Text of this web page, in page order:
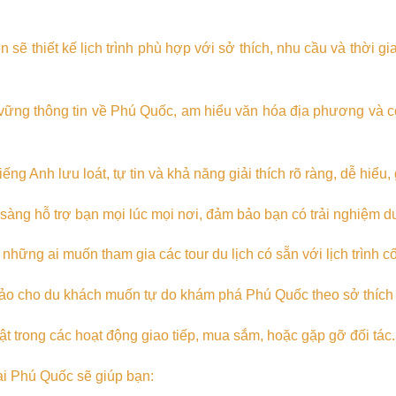
sẽ thiết kế lịch trình phù hợp với sở thích, nhu cầu và thời
thông tin về Phú Quốc, am hiểu văn hóa địa phương và
Anh lưu loát, tự tin và khả năng giải thích rõ ràng, dễ
hỗ trợ bạn mọi lúc mọi nơi, đảm bảo bạn có trải nghiệm
ai muốn tham gia các tour du lịch có sẵn với lịch trình
cho du khách muốn tự do khám phá Phú Quốc theo sở
trong các hoạt động giao tiếp, mua sắm, hoặc gặp gỡ đối tác.
Phú Quốc sẽ giúp bạn: